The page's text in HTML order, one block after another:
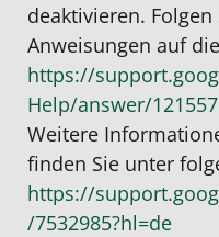
deaktivieren. Folgen
Anweisungen auf
https://
Help/answer/
Weitere
finden Sie unter
https://
/7532985?hl=de